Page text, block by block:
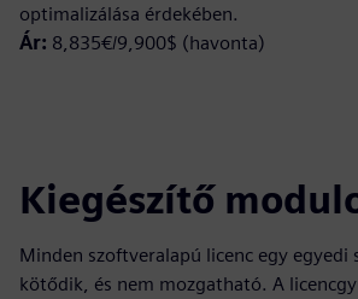
optimalizálása érdekében.
Ár: 8,835€/9,900$ (havonta)
Kiegészítő
Minden szoftveralapú licenc egy egyedi
kötődik, és nem mozgatható. A